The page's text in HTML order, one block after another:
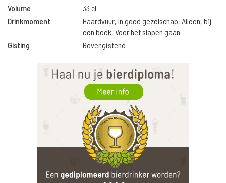
Volume
33 cl
Drinkmoment
Haardvuur, In goed gezelschap, Alleen, bij
een boek, Voor het slapen gaan
Gisting
Bovengistend